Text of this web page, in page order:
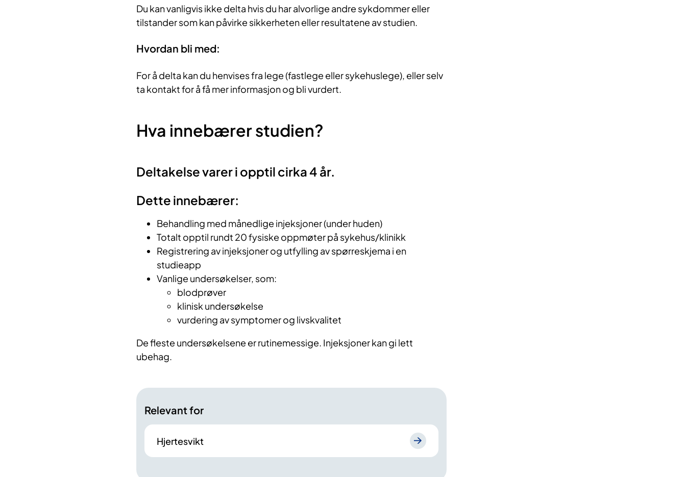
Du kan vanligvis ikke delta hvis du har alvorlige andre sykdommer eller
tilstander som kan påvirke sikkerheten eller resultatene av studien.
Hvordan bli med:
For å delta kan du henvises fra lege (fastlege eller sykehuslege), eller selv
ta kontakt for å få mer informasjon og bli vurdert.
Hva innebærer studien?
Deltakelse varer i opptil cirka 4 år.
Dette innebærer:
Behandling med månedlige injeksjoner (under huden)
Totalt opptil rundt 20 fysiske oppmøter på sykehus/klinikk
Registrering av injeksjoner og utfylling av spørreskjema i en
studieapp
Vanlige undersøkelser, som:
blodprøver
klinisk undersøkelse
vurdering av symptomer og livskvalitet
De fleste undersøkelsene er rutinemessige. Injeksjoner kan gi lett
ubehag.
Relevant for
Hjertesvikt